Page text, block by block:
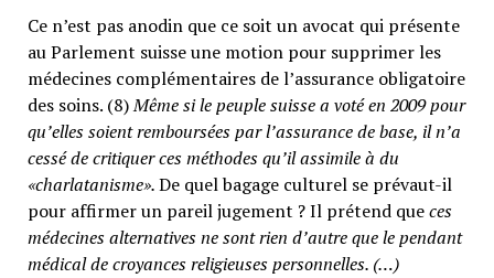
Ce n’est pas anodin que ce soit un avocat qui présente
au Parlement suisse une motion pour supprimer les
médecines complémentaires de l’assurance obligatoire
des soins. (8)Même si le peuple suisse a voté en 2009 pour
qu’elles soient remboursées par l’assurance de base, il n’a
cessé de critiquer ces méthodes qu’il assimile à du
«charlatanisme».De quel bagage culturel se prévaut-il
pour affirmer un pareil jugement ? Il prétend queces
médecines alternatives ne sont rien d’autre que le pendant
médical de croyances religieuses personnelles. (…)